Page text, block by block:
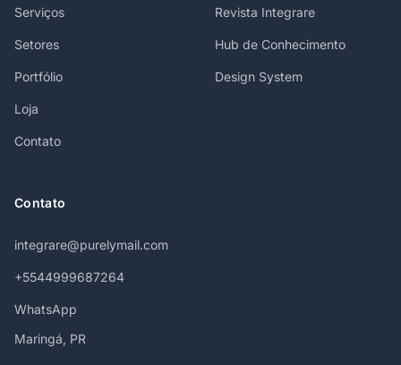
Serviços
Setores
Portfólio
Loja
Contato
Revista Integrare
Hub de Conhecimento
Design System
Contato
integrare@purelymail.com
+5544999687264
WhatsApp
Maringá, PR